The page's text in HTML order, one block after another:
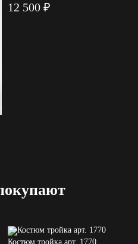
12 500 ₽
Костюм тройка арт. 1770